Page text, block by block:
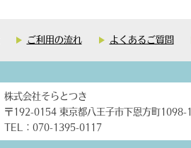
ご利用の流れ よくあるご質問
株式会社そらとつき
〒192-0154 東京都八王子市下恩方町1098-1
TEL：070-1395-0117